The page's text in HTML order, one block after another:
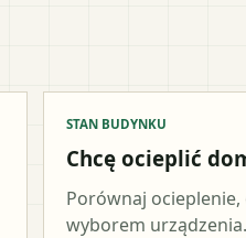
STAN BUDYNKU
Chcę ocieplić
Porównaj
wyborem urządzenia.